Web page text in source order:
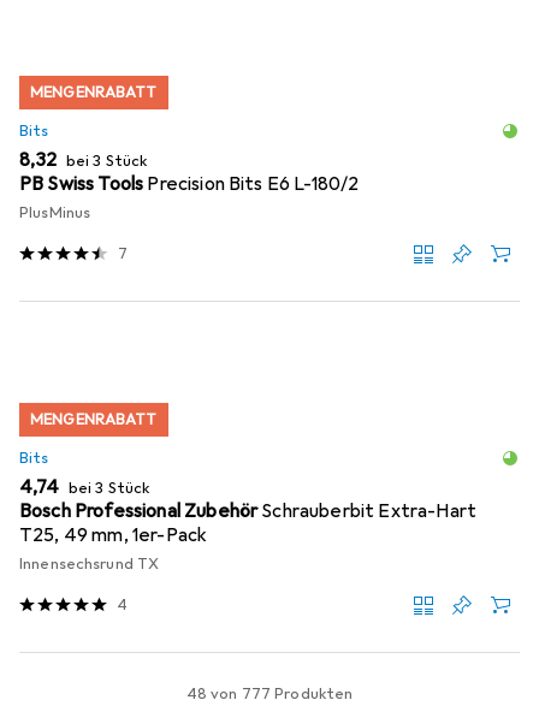
MENGENRABATT
Bits
EUR
8,32 bei 3 Stück
PB Swiss Tools Precision Bits E6 L-180/2
PlusMinus
7
MENGENRABATT
Bits
EUR
4,74 bei 3 Stück
Bosch Professional ZubehörSchrauberbit Extra-Hart
T25, 49 mm, 1er-Pack
Innensechsrund TX
4
48 von 777 Produkten